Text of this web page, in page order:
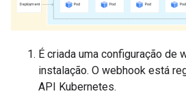
É criada uma configuração de
instalação. O webhook está
API Kubernetes.